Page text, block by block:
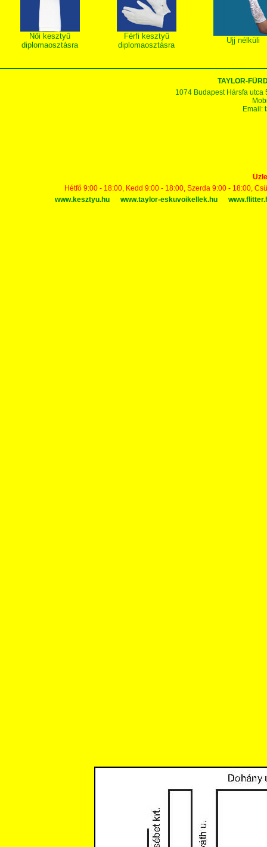
Női kesztyű
diplomaosztásra
Férfi kesztyű
diplomaosztásra
Ujj nélküli
TAYLOR-
1074 Budapest Hársfa utca
Email:
Hétfő 9:00 - 18:00, Kedd 9:00 - 18:00, Szerda 9:00 - 18:00,
www.kesztyu.hu
www.taylor-eskuvoikellek.hu